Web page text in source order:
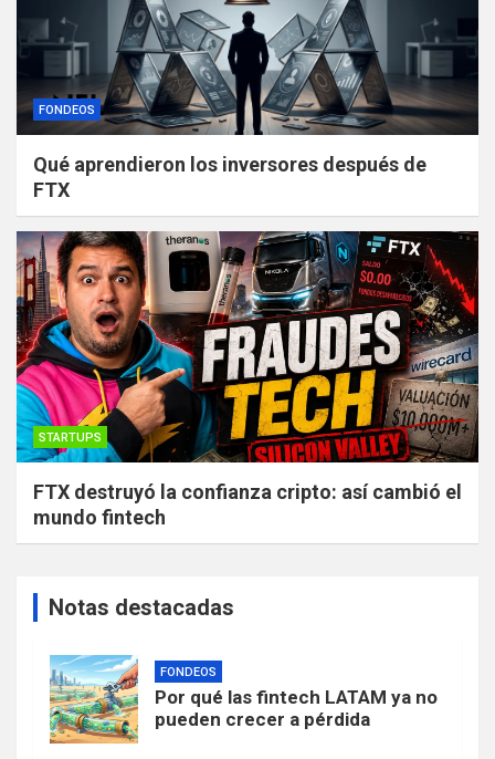
FONDEOS
Qué aprendieron los inversores después de
FTX
STARTUPS
FTX destruyó la confianza cripto: así cambió el
mundo fintech
Notas destacadas
FONDEOS
Por qué las fintech LATAM ya no
pueden crecer a pérdida